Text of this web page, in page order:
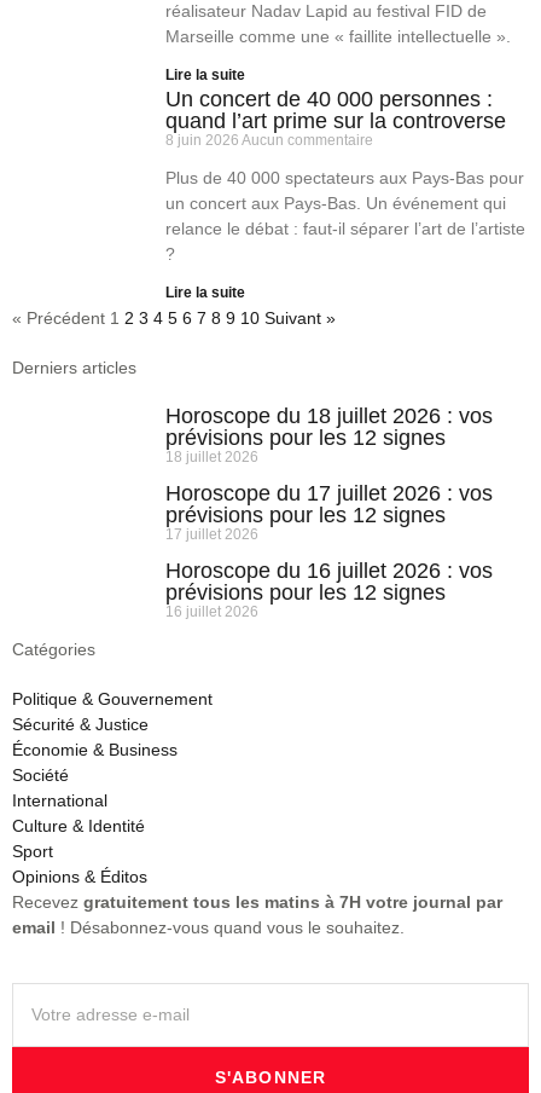
réalisateur Nadav Lapid au festival FID de
Marseille comme une « faillite intellectuelle ».
Lire la suite
Un concert de 40 000 personnes :
quand l’art prime sur la controverse
8 juin 2026 Aucun commentaire
Plus de 40 000 spectateurs aux Pays-Bas pour
un concert aux Pays-Bas. Un événement qui
relance le débat : faut-il séparer l’art de l’artiste
?
Lire la suite
« Précédent 1 2 3 4 5 6 7 8 9 10 Suivant »
Derniers articles
Horoscope du 18 juillet 2026 : vos
prévisions pour les 12 signes
18 juillet 2026
Horoscope du 17 juillet 2026 : vos
prévisions pour les 12 signes
17 juillet 2026
Horoscope du 16 juillet 2026 : vos
prévisions pour les 12 signes
16 juillet 2026
Catégories
Politique & Gouvernement
Sécurité & Justice
Économie & Business
Société
International
Culture & Identité
Sport
Opinions & Éditos
Recevez gratuitement tous les matins à 7H votre journal par
email ! Désabonnez-vous quand vous le souhaitez.
S'ABONNER